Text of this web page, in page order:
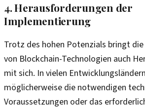
4. Herausforderungen der
Implementierung
Trotz des hohen Potenzials bringt
von Blockchain-Technologien auch
mit sich. In vielen
möglicherweise die notwendigen
Voraussetzungen oder das